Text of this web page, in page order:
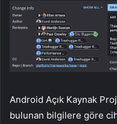
Android Açık Kaynak
bulunan bilgilere göre